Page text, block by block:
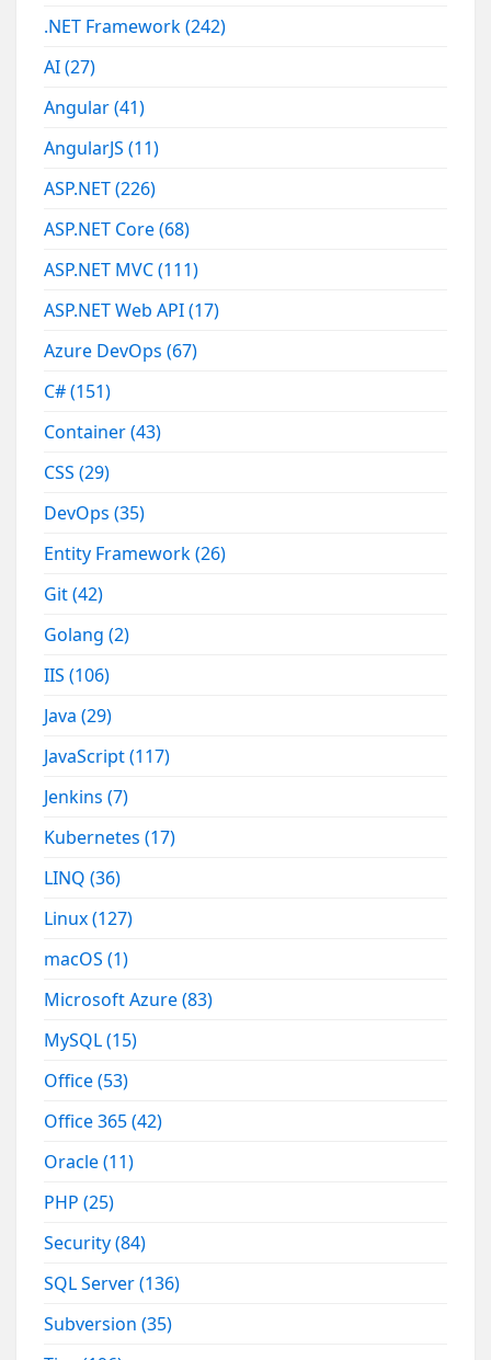
.NET Framework(242)
AI(27)
Angular(41)
AngularJS(11)
ASP.NET(226)
ASP.NET Core(68)
ASP.NET MVC(111)
ASP.NET Web API(17)
Azure DevOps(67)
C#(151)
Container(43)
CSS(29)
DevOps(35)
Entity Framework(26)
Git(42)
Golang(2)
IIS(106)
Java(29)
JavaScript(117)
Jenkins(7)
Kubernetes(17)
LINQ(36)
Linux(127)
macOS(1)
Microsoft Azure(83)
MySQL(15)
Office(53)
Office 365(42)
Oracle(11)
PHP(25)
Security(84)
SQL Server(136)
Subversion(35)